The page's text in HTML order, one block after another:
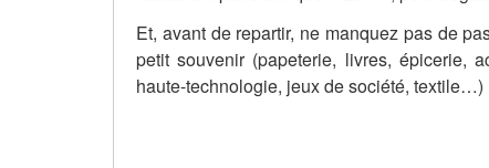
Et, avant de repartir, ne manquez pas de
petit souvenir (papeterie, livres, épicerie,
haute-technologie, jeux de société, textile…)